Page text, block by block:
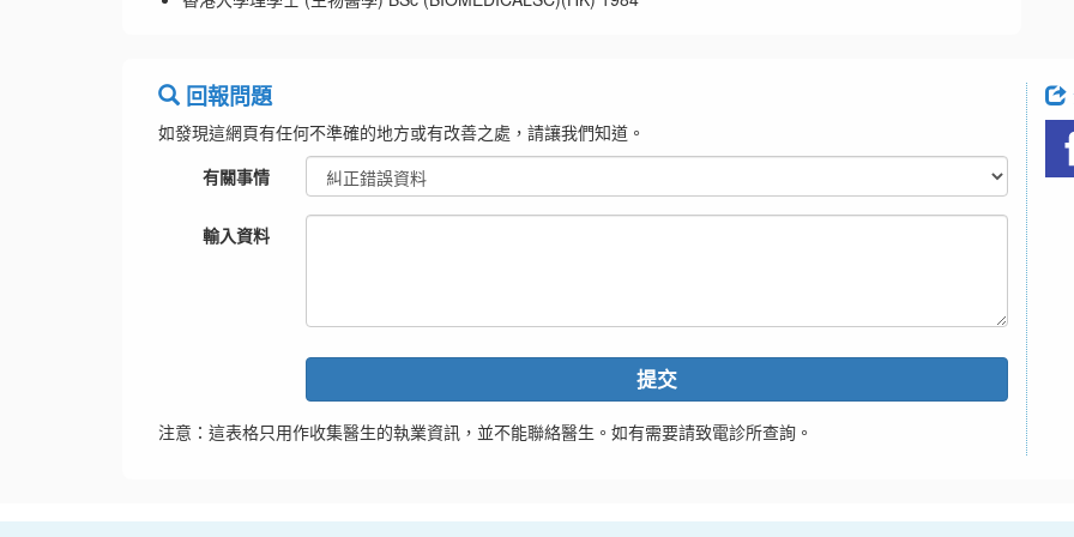
回報問題
如發現這網頁有任何不準確的地方或有改善之處，請讓我們知道。
有關事情
輸入資料
提交
注意：這表格只用作收集醫生的執業資訊，並不能聯絡醫生。如有需要請致電診所查詢。